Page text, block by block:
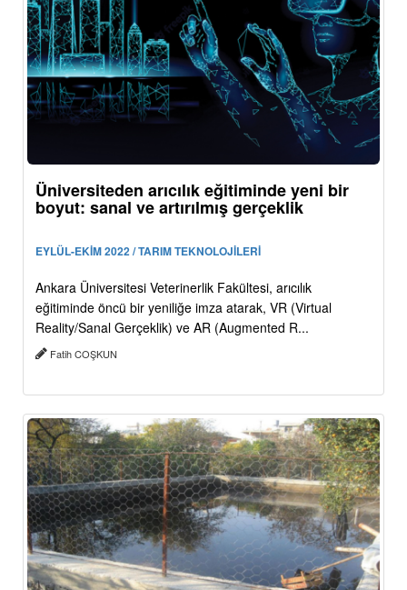
Üniversiteden arıcılık eğitiminde yeni bir
boyut: sanal ve artırılmış gerçeklik
EYLÜL-EKİM 2022 / TARIM TEKNOLOJİLERİ
Ankara Üniversitesi Veterinerlik Fakültesi, arıcılık
eğitiminde öncü bir yeniliğe imza atarak, VR (Virtual
Reality/Sanal Gerçeklik) ve AR (Augmented R...
Fatih COŞKUN